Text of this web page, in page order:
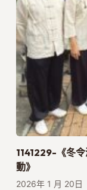
1141229-《冬
動》
2026年 1 月 20日